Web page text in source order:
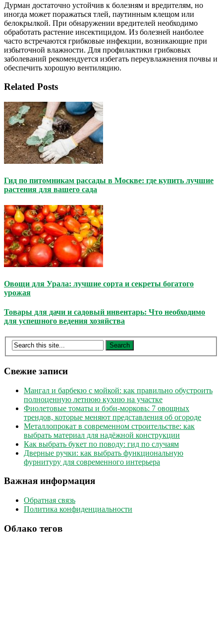
Дурман достаточно устойчив к болезням и вредителям, но
иногда может поражаться тлей, паутинным клещом или
белокрылкой. При обнаружении вредителей необходимо
обработать растение инсектицидом. Из болезней наиболее
часто встречаются грибковые инфекции, возникающие при
избыточной влажности. Для профилактики грибковых
заболеваний рекомендуется избегать переувлажнения почвы и
обеспечить хорошую вентиляцию.
Related Posts
Гид по питомникам рассады в Москве: где купить лучшие
растения для вашего сада
Овощи для Урала: лучшие сорта и секреты богатого
урожая
Товары для дачи и садовый инвентарь: Что необходимо
для успешного ведения хозяйства
Свежие записи
Мангал и барбекю с мойкой: как правильно обустроить
полноценную летнюю кухню на участке
Фиолетовые томаты и бэби-морковь: 7 овощных
трендов, которые меняют представления об огороде
Металлопрокат в современном строительстве: как
выбрать материал для надёжной конструкции
Как выбрать букет по поводу: гид по случаям
Дверные ручки: как выбрать функциональную
фурнитуру для современного интерьера
Важная информация
Обратная связь
Политика конфиденциальности
Облако тегов